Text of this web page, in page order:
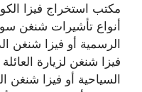
مكتب استخراج فيزا
أنواع تأشيرات شنغن
الرسمية أو فيزا شنغن
فيزا شنغن لزيارة
السياحية أو فيزا شنغن